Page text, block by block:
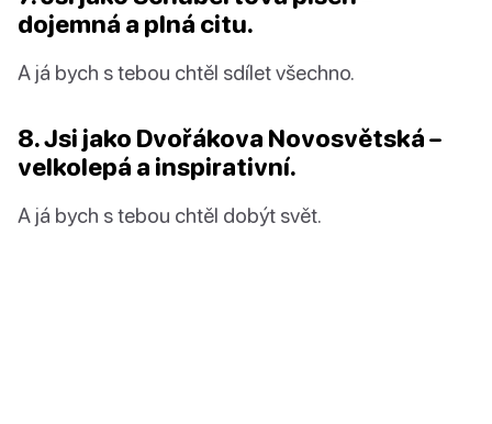
dojemná a plná citu.
A já bych s tebou chtěl sdílet všechno.
8. Jsi jako Dvořákova Novosvětská –
velkolepá a inspirativní.
A já bych s tebou chtěl dobýt svět.